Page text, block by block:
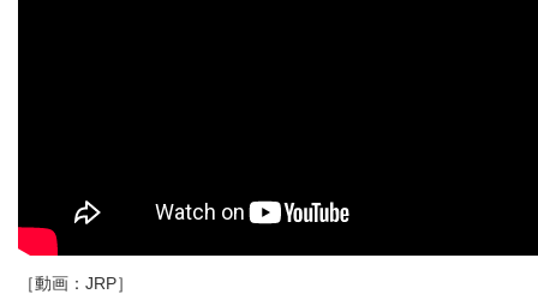
［動画：JRP］